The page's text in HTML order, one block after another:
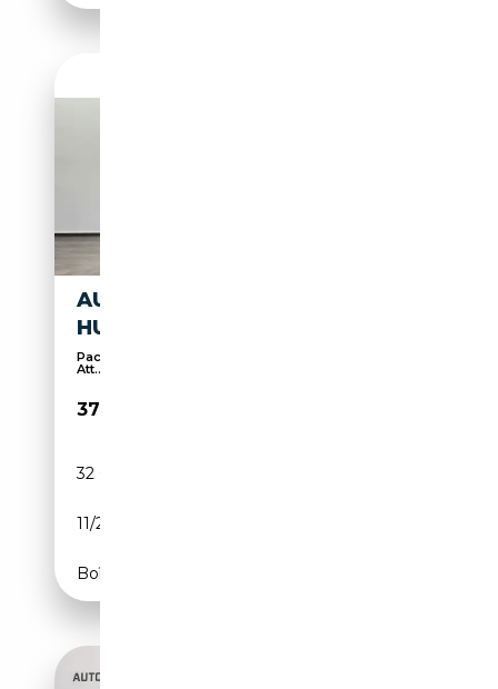
AUDI A6 50 E S LINE MATRIX
HUD B&O 360" AHK 19" FACE
Pack Sport, 360° caméra, Affichage tête haute,
Att...
37 490€
32 093 km
11/2023
Boîte automatique